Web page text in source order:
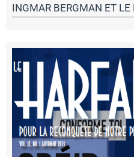
INGMAR BERGMAN ET